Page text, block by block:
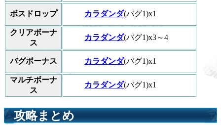
ボスドロップ カラダンダ(バグ1)x1
クリアボーナ
ス
カラダンダ(バグ1)x3～4
バグボーナス カラダンダ(バグ1)x1
マルチボーナ
ス
カラダンダ(バグ1)x1
攻略まとめ